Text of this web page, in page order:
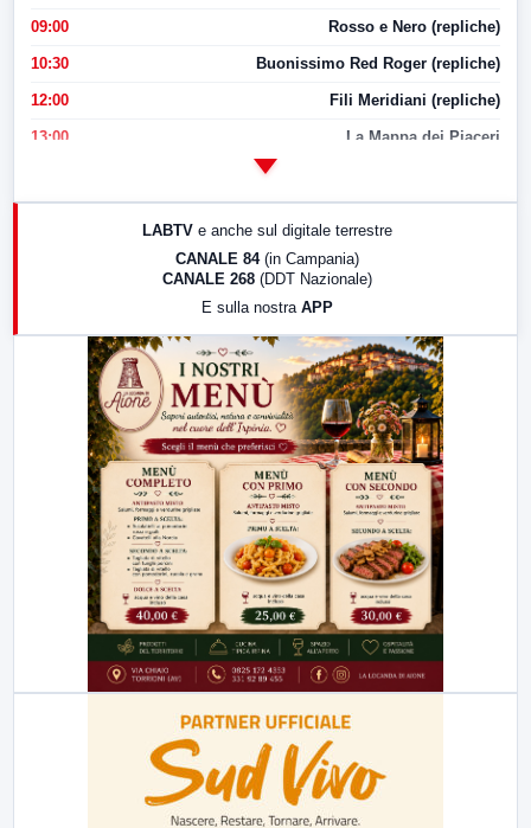
09:00 Rosso e Nero (repliche)
10:30 Buonissimo Red Roger (repliche)
12:00 Fili Meridiani (repliche)
13:00 La Mappa dei Piaceri
LabNews (replica)
LABTV e anche sul digitale terrestre
CANALE 84 (in Campania)
CANALE 268 (DDT Nazionale)
E sulla nostra APP